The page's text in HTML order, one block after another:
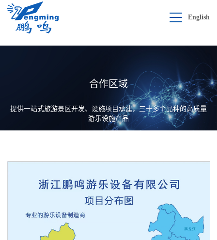
English
合作区域
提供一站式旅游景区开发、设施项目承建，三十多个品种的高质量
游乐设施产品